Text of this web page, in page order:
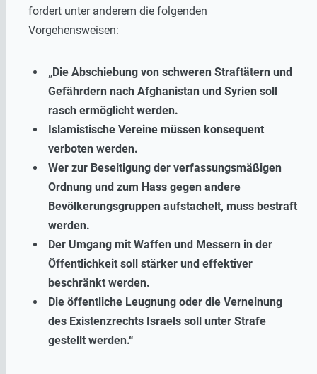
fordert unter anderem die folgenden
Vorgehensweisen:
„Die Abschiebung von schweren Straftätern und
Gefährdern nach Afghanistan und Syrien soll
rasch ermöglicht werden.
Islamistische Vereine müssen konsequent
verboten werden.
Wer zur Beseitigung der verfassungsmäßigen
Ordnung und zum Hass gegen andere
Bevölkerungsgruppen aufstachelt, muss bestraft
werden.
Der Umgang mit Waffen und Messern in der
Öffentlichkeit soll stärker und effektiver
beschränkt werden.
Die öffentliche Leugnung oder die Verneinung
des Existenzrechts Israels soll unter Strafe
gestellt werden.“